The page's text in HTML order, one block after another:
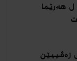
ل هەرێما
زه‌ڤییێن